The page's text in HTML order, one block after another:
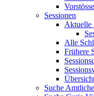
Sessionen
Aktuelle
Alle
Frühere
Suche